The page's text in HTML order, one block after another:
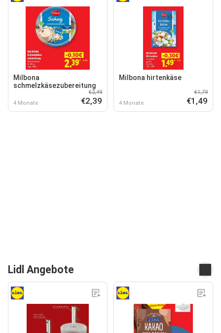
Milbona
schmelzkäsezubereitung
4 Monate
€2,49
€2,39
Milbona hirtenkäse
4 Monate
€1,79
€1,49
Lidl Angebote